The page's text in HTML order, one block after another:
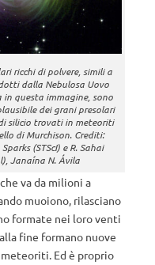
ricchi di polvere, simili a
dalla Nebulosa Uovo
questa immagine, sono
dei grani presolari
silicio trovati in meteoriti
di Murchison. Crediti:
(STScI) e R. Sahai
Janaína N. Ávila
va da milioni a
muoiono, rilasciano
formate nei loro venti
fine formano nuove
Ed è proprio